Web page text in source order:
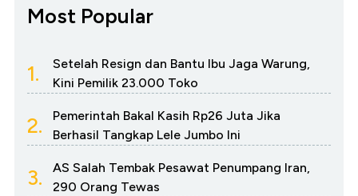
Most Popular
1.
Setelah Resign dan Bantu Ibu Jaga Warung,
Kini Pemilik 23.000 Toko
2.
Pemerintah Bakal Kasih Rp26 Juta Jika
Berhasil Tangkap Lele Jumbo Ini
3.
AS Salah Tembak Pesawat Penumpang Iran,
290 Orang Tewas